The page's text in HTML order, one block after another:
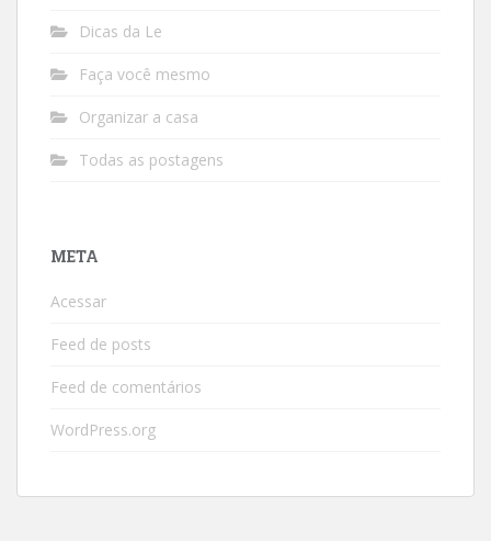
Dicas da Le
Faça você mesmo
Organizar a casa
Todas as postagens
META
Acessar
Feed de posts
Feed de comentários
WordPress.org